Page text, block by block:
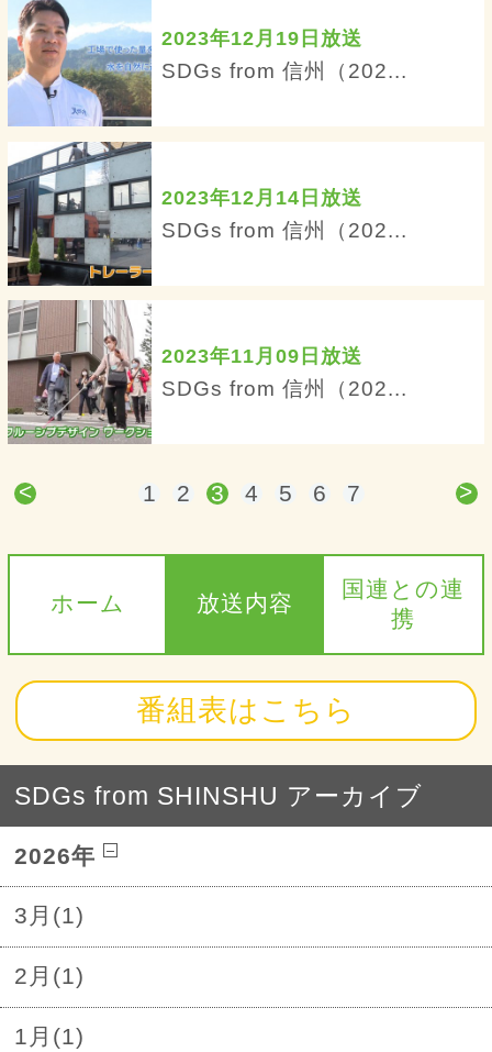
2023年12月19日放送
SDGs from 信州（202...
2023年12月14日放送
SDGs from 信州（202...
2023年11月09日放送
SDGs from 信州（202...
< 1 2 3 4 5 6 7 >
ホーム 放送内容
国連との連
携
番組表はこちら
SDGs from SHINSHU アーカイブ
2026年
3月(1)
2月(1)
1月(1)